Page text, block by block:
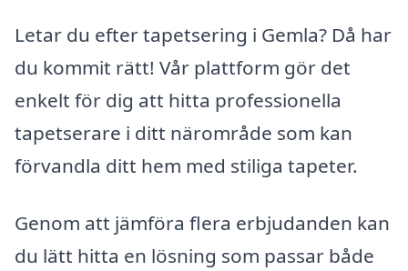
Letar du efter tapetsering i Gemla? Då har
du kommit rätt! Vår plattform gör det
enkelt för dig att hitta professionella
tapetserare i ditt närområde som kan
förvandla ditt hem med stiliga tapeter.
Genom att jämföra flera erbjudanden kan
du lätt hitta en lösning som passar både